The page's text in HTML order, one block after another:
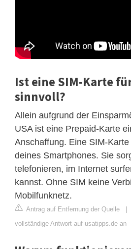
Ist eine SIM-Karte
sinnvoll?
Allein aufgrund der
USA ist eine Prepaid-Karte
Anschaffung. Eine SIM-
deines Smartphones. Sie
telefonieren, im Internet
kannst. Ohne SIM keine
Mobilfunknetz.
Antrag auf Entfernung der Quelle |
vollständige Antwort auf usatipps.de an